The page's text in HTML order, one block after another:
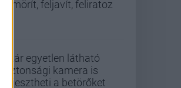
tömörít, feljavít, feliratoz
Akár egyetlen látható
biztonsági kamera is
elijesztheti a betörőket